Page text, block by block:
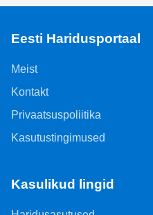
Eesti Haridusportaal
Meist
Kontakt
Privaatsuspoliitika
Kasutustingimused
Kasulikud lingid